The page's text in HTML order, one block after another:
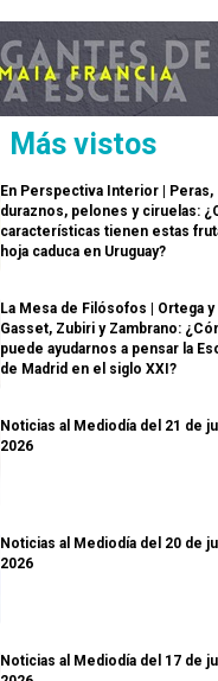
Más vistos
En Perspectiva Interior | Peras,
duraznos, pelones y ciruelas:
características tienen estas
hoja caduca en Uruguay?
La Mesa de Filósofos | Ortega y
Gasset, Zubiri y Zambrano:
puede ayudarnos a pensar la
de Madrid en el siglo XXI?
Noticias al Mediodía del 21 de
2026
Noticias al Mediodía del 20 de
2026
Noticias al Mediodía del 17 de